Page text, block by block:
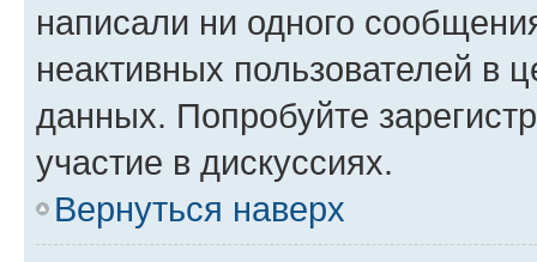
написали ни одного
неактивных пользователей в
данных. Попробуйте
участие в дискуссиях.
Вернуться наверх